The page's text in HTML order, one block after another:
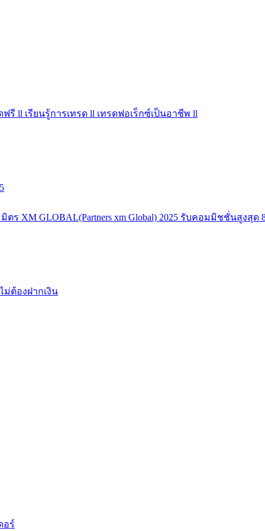
รี ll เรียนรู้การเทรด ll เทรดฟอเร็กซ์เป็นอาชีพ ll
XM GLOBAL(Partners xm Global) 2025 รับคอมมิชชั่นสูงสุด
ต้องฝากเงิน
อร์